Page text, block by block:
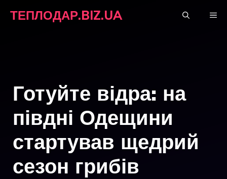
ТЕПЛОДАР.BIZ.UA
Готуйте відра: на
півдні Одещини
стартував щедрий
сезон грибів